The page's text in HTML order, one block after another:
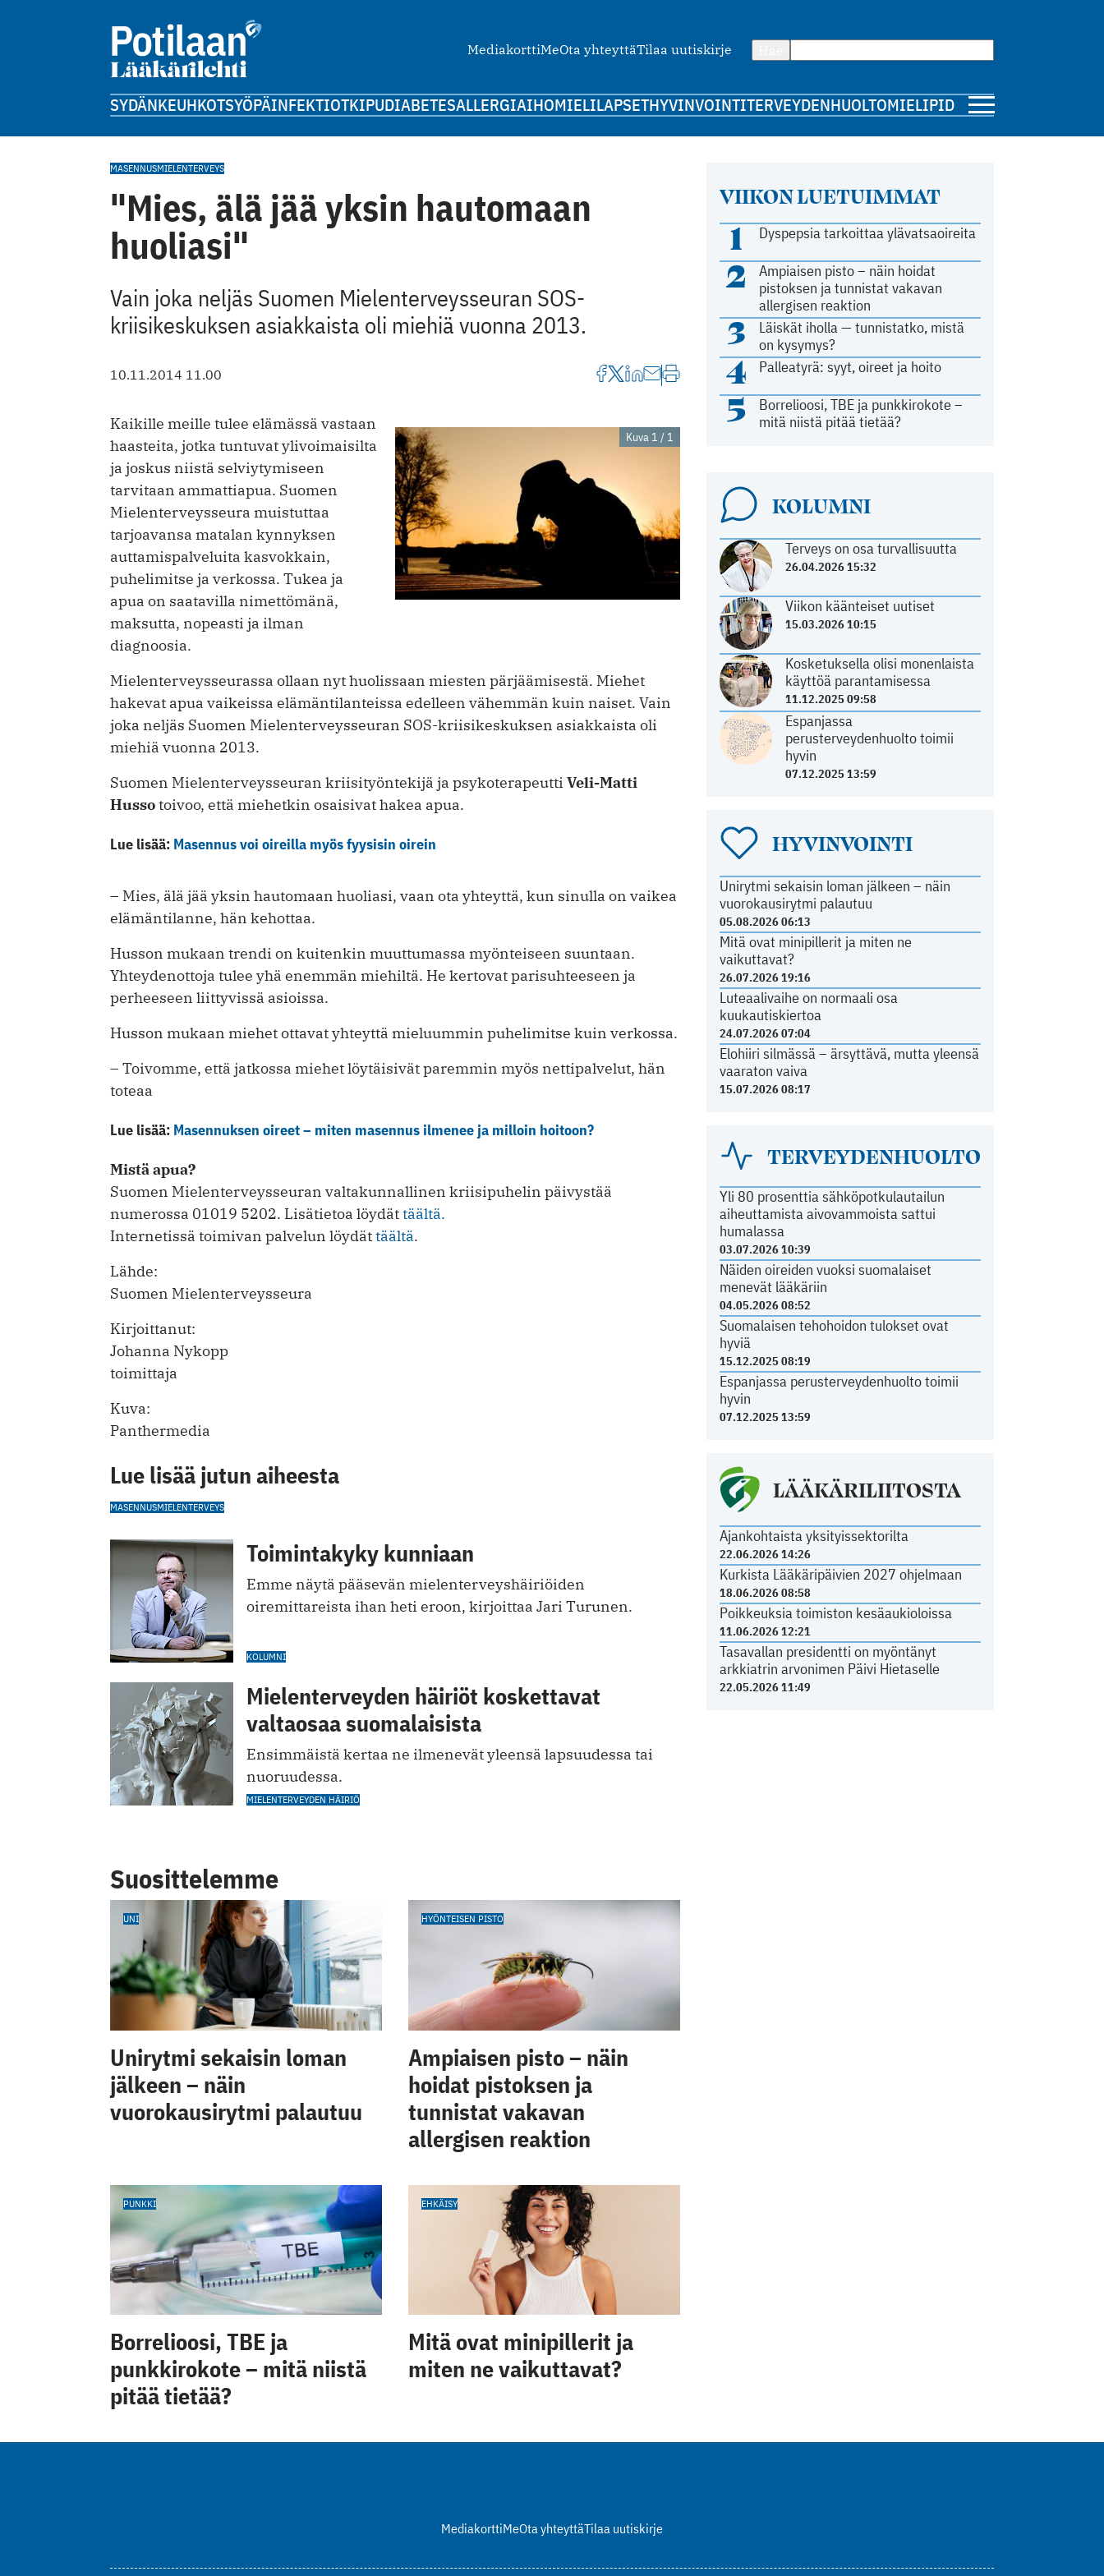
MediakorttiMeOta yhteyttäTilaa uutiskirje
SYDÄNKEUHKOTSYÖPÄINFEKTIOTKIPUDIABETESALLERGIAIHOMIELILAPSETHYVINVOINTITERVEYDENHUOLTOMIELIPIDE
VIIKON LUETUIMMAT
1 Dyspepsia tarkoittaa ylävatsaoireita
2
Ampiaisen pisto – näin hoidat
pistoksen ja tunnistat vakavan
allergisen reaktion
3
Läiskät iholla — tunnistatko, mistä
on kysymys?
4 Palleatyrä: syyt, oireet ja hoito
5
Borrelioosi, TBE ja punkkirokote –
mitä niistä pitää tietää?
KOLUMNI
Terveys on osa turvallisuutta
26.04.2026 15:32
Viikon käänteiset uutiset
15.03.2026 10:15
Kosketuksella olisi monenlaista
käyttöä parantamisessa
11.12.2025 09:58
Espanjassa
perusterveydenhuolto toimii
hyvin
07.12.2025 13:59
HYVINVOINTI
Unirytmi sekaisin loman jälkeen – näin
vuorokausirytmi palautuu
05.08.2026 06:13
Mitä ovat minipillerit ja miten ne
vaikuttavat?
26.07.2026 19:16
Luteaalivaihe on normaali osa
kuukautiskiertoa
24.07.2026 07:04
Elohiiri silmässä – ärsyttävä, mutta yleensä
vaaraton vaiva
15.07.2026 08:17
TERVEYDENHUOLTO
Yli 80 prosenttia sähköpotkulautailun
aiheuttamista aivovammoista sattui
humalassa
03.07.2026 10:39
Näiden oireiden vuoksi suomalaiset
menevät lääkäriin
04.05.2026 08:52
Suomalaisen tehohoidon tulokset ovat
hyviä
15.12.2025 08:19
Espanjassa perusterveydenhuolto toimii
hyvin
07.12.2025 13:59
LÄÄKÄRILIITOSTA
Ajankohtaista yksityissektorilta
22.06.2026 14:26
Kurkista Lääkäripäivien 2027 ohjelmaan
18.06.2026 08:58
Poikkeuksia toimiston kesäaukioloissa
11.06.2026 12:21
Tasavallan presidentti on myöntänyt
arkkiatrin arvonimen Päivi Hietaselle
22.05.2026 11:49
MASENNUSMIELENTERVEYS
"Mies, älä jää yksin hautomaan
huoliasi"
Vain joka neljäs Suomen Mielenterveysseuran SOS-
kriisikeskuksen asiakkaista oli miehiä vuonna 2013.
10.11.2014 11.00
Kuva 1 / 1
Kaikille meille tulee elämässä vastaan
haasteita, jotka tuntuvat ylivoimaisilta
ja joskus niistä selviytymiseen
tarvitaan ammattiapua. Suomen
Mielenterveysseura muistuttaa
tarjoavansa matalan kynnyksen
auttamispalveluita kasvokkain,
puhelimitse ja verkossa. Tukea ja
apua on saatavilla nimettömänä,
maksutta, nopeasti ja ilman
diagnoosia.
Mielenterveysseurassa ollaan nyt huolissaan miesten pärjäämisestä. Miehet
hakevat apua vaikeissa elämäntilanteissa edelleen vähemmän kuin naiset. Vain
joka neljäs Suomen Mielenterveysseuran SOS-kriisikeskuksen asiakkaista oli
miehiä vuonna 2013.
Suomen Mielenterveysseuran kriisityöntekijä ja psykoterapeutti Veli-Matti
Hussotoivoo, että miehetkin osaisivat hakea apua.
Lue lisää: Masennus voi oireilla myös fyysisin oirein
– Mies, älä jää yksin hautomaan huoliasi, vaan ota yhteyttä, kun sinulla on vaikea
elämäntilanne, hän kehottaa.
Husson mukaan trendi on kuitenkin muuttumassa myönteiseen suuntaan.
Yhteydenottoja tulee yhä enemmän miehiltä. He kertovat parisuhteeseen ja
perheeseen liittyvissä asioissa.
Husson mukaan miehet ottavat yhteyttä mieluummin puhelimitse kuin verkossa.
– Toivomme, että jatkossa miehet löytäisivät paremmin myös nettipalvelut, hän
toteaa
Lue lisää: Masennuksen oireet – miten masennus ilmenee ja milloin hoitoon?
Mistä apua?
Suomen Mielenterveysseuran valtakunnallinen kriisipuhelin päivystää
numerossa 01019 5202. Lisätietoa löydättäältä.
Internetissä toimivan palvelun löydättäältä.
Lähde:
Suomen Mielenterveysseura
Kirjoittanut:
Johanna Nykopp
toimittaja
Kuva:
Panthermedia
Lue lisää jutun aiheesta
MASENNUSMIELENTERVEYS
Toimintakyky kunniaan
Emme näytä pääsevän mielenterveyshäiriöiden
oiremittareista ihan heti eroon, kirjoittaa Jari Turunen.
KOLUMNI
Mielenterveyden häiriöt koskettavat
valtaosaa suomalaisista
Ensimmäistä kertaa ne ilmenevät yleensä lapsuudessa tai
nuoruudessa.
MIELENTERVEYDEN HÄIRIÖ
Suosittelemme
UNI
Unirytmi sekaisin loman
jälkeen – näin
vuorokausirytmi palautuu
HYÖNTEISEN PISTO
Ampiaisen pisto – näin
hoidat pistoksen ja
tunnistat vakavan
allergisen reaktion
PUNKKI
Borrelioosi, TBE ja
punkkirokote – mitä niistä
pitää tietää?
EHKÄISY
Mitä ovat minipillerit ja
miten ne vaikuttavat?
MediakorttiMeOta yhteyttäTilaa uutiskirje